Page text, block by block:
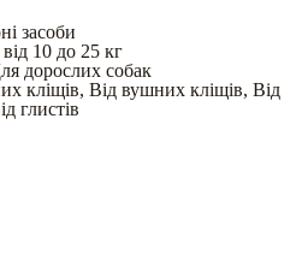
засоби
від 10 до 25 кг
дорослих собак
кліщів, Від вушних кліщів, Від
глистів